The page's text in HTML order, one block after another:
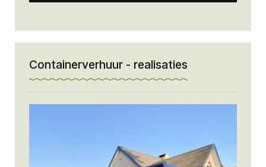
Containerverhuur - realisaties